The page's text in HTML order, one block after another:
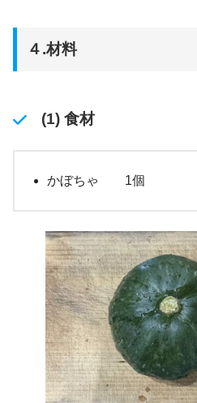
４.材料
(1) 食材
かぼちゃ 1個